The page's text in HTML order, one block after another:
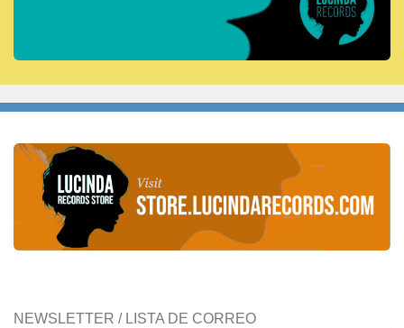
NEWSLETTER / LISTA DE CORREO